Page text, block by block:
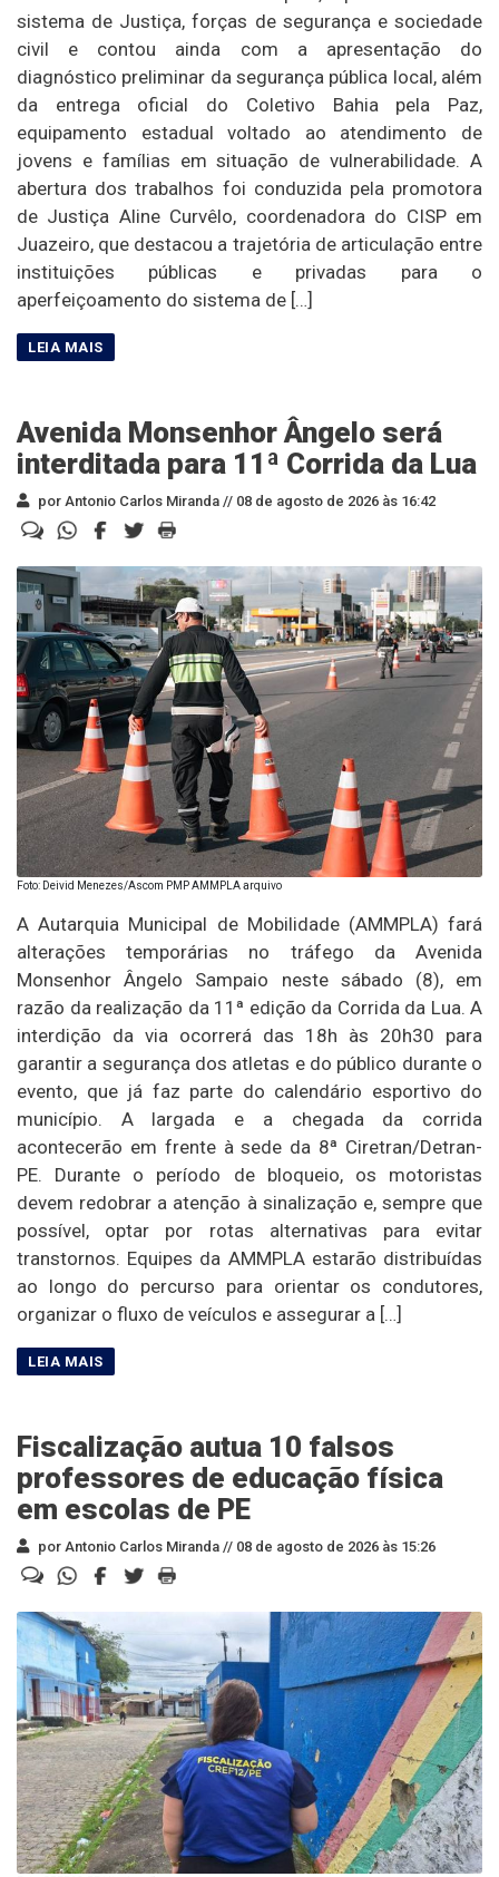
sistema de Justiça, forças de segurança e sociedade
civil e contou ainda com a apresentação do
diagnóstico preliminar da segurança pública local, além
da entrega oficial do Coletivo Bahia pela Paz,
equipamento estadual voltado ao atendimento de
jovens e famílias em situação de vulnerabilidade. A
abertura dos trabalhos foi conduzida pela promotora
de Justiça Aline Curvêlo, coordenadora do CISP em
Juazeiro, que destacou a trajetória de articulação entre
instituições públicas e privadas para o
aperfeiçoamento do sistema de […]
Avenida Monsenhor Ângelo será
interditada para 11ª Corrida da Lua
por Antonio Carlos Miranda // 08 de agosto de 2026 às 16:42
Foto: Deivid Menezes/Ascom PMP AMMPLA arquivo
A Autarquia Municipal de Mobilidade (AMMPLA) fará
alterações temporárias no tráfego da Avenida
Monsenhor Ângelo Sampaio neste sábado (8), em
razão da realização da 11ª edição da Corrida da Lua. A
interdição da via ocorrerá das 18h às 20h30 para
garantir a segurança dos atletas e do público durante o
evento, que já faz parte do calendário esportivo do
município. A largada e a chegada da corrida
acontecerão em frente à sede da 8ª Ciretran/Detran-
PE. Durante o período de bloqueio, os motoristas
devem redobrar a atenção à sinalização e, sempre que
possível, optar por rotas alternativas para evitar
transtornos. Equipes da AMMPLA estarão distribuídas
ao longo do percurso para orientar os condutores,
organizar o fluxo de veículos e assegurar a […]
Fiscalização autua 10 falsos
professores de educação física
em escolas de PE
por Antonio Carlos Miranda // 08 de agosto de 2026 às 15:26